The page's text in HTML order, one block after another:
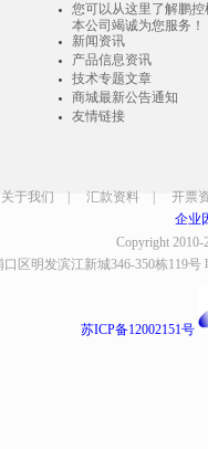
您可以从这里了解鹏控
本公司竭诚为您服务！
新闻资讯
产品信息资讯
技术专题文章
商城最新公告通知
友情链接
关于我们 汇款资料 开票
企业
Copyright 2010-
区明发滨江新城346-350栋119号
苏ICP备12002151号